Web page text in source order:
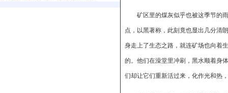
矿区里的煤灰似乎也被这季节的
点，以黑著称，此刻竟也显出几分清
身走上了生态之路，就连矿场也向着
的。他们在澡堂里冲刷，黑水顺着身
们却让它们重新活过来，化作光和热